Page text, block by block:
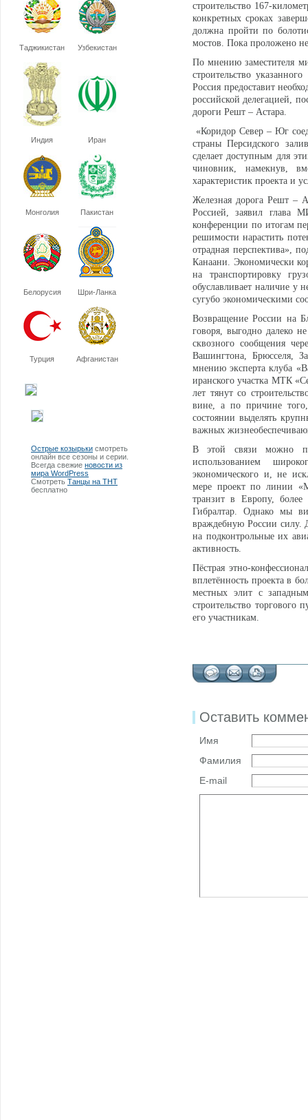
Таджикистан Узбекистан
Индия Иран
Монголия Пакистан
Белорусия Шри-Ланка
Турция Афганистан
Острые козырьки смотреть
онлайн все сезоны и серии.
Всегда свежие новости из
мира WordPress
Смотреть Танцы на ТНТ
бесплатно
строительство 167-
конкретных сроках
должна пройти по
мостов. Пока проложено
По мнению заместителя
строительство
Россия предоставит
российской делегацией,
дороги Решт – Астара.
«Коридор Север – Юг
страны Персидского
сделает доступным для
чиновник, намекнув,
характеристик проекта и
Железная дорога Решт –
Россией, заявил глава
конференции по итогам
решимости нарастить
отрадная перспектива»,
Канаани. Экономически
на транспортировку
обуславливает наличие у
сугубо экономическими
Возвращение России на
говоря, выгодно далеко
сквозного сообщения
Вашингтона, Брюсселя,
мнению эксперта клуба
иранского участка МТК
лет тянут со
вине, а по причине
состоянии выделять
важных
В этой связи можно
использованием
экономического и, не
мере проект по линии
транзит в Европу,
Гибралтар. Однако мы
враждебную России силу.
на подконтрольные их
активность.
Пёстрая этно-
вплетённость проекта в
местных элит с
строительство
его участникам.
Оставить
Имя
Фамилия
E-mail